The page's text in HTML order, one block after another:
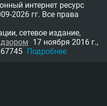
интернет ресурс
2026 гг. Все права
сетевое издание,
17 ноября 2016 г.,
Подробнее